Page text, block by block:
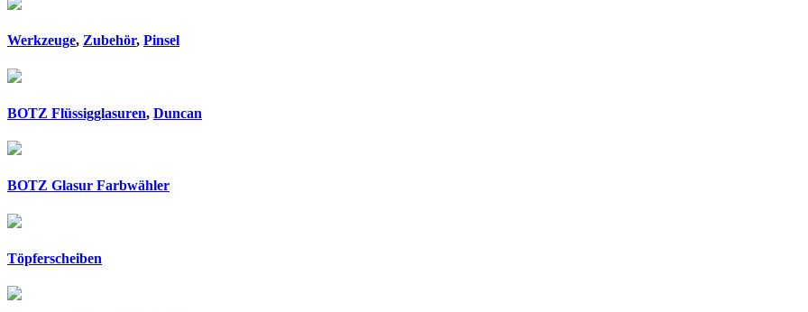
Werkzeuge, Zubehör, Pinsel
BOTZ Flüssigglasuren, Duncan
BOTZ Glasur Farbwähler
Töpferscheiben